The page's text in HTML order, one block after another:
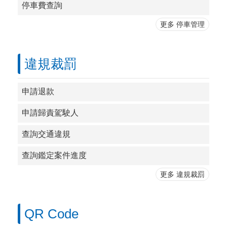
停車費查詢
更多 停車管理
違規裁罰
申請退款
申請歸責駕駛人
查詢交通違規
查詢鑑定案件進度
更多 違規裁罰
QR Code